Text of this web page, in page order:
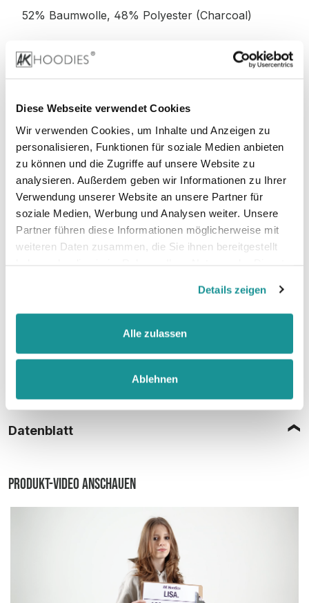
Diese Webseite verwendet Cookies
Wir verwenden Cookies, um Inhalte und Anzeigen zu
personalisieren, Funktionen für soziale Medien anbieten
zu können und die Zugriffe auf unsere Website zu
analysieren. Außerdem geben wir Informationen zu Ihrer
Verwendung unserer Website an unsere Partner für
soziale Medien, Werbung und Analysen weiter. Unsere
Partner führen diese Informationen möglicherweise mit
weiteren Daten zusammen, die Sie ihnen bereitgestellt
Details zeigen
Alle zulassen
Ablehnen
52% Baumwolle, 48% Polyester (Charcoal)
52% Baumwolle, 48% Polyester (Graphite
Heather)
Stoffgewicht : 280 g/m²
Zertifizierungen:
PETA-Vegan, WRAP, faire Arbeitsbedingungen,
REACH, Sedex
Datenblatt
Produkt-Video anschauen